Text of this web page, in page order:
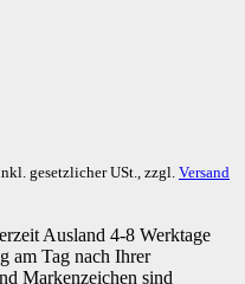
gesetzlicher USt., zzgl. Versand
Ausland 4-8 Werktage
am Tag nach Ihrer
Markenzeichen sind